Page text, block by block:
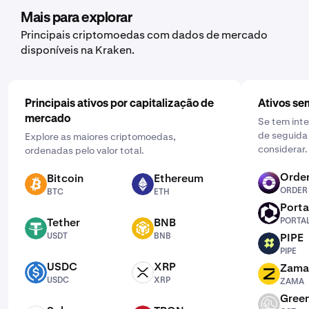
que pretende adquirir. Em seguida, introduza o
montante que pretende comprar e selecione a
frequência clicando em "Uma vez" e escolhendo uma
programação que funcione para si: diária, semanal ou
Mais para explorar
Principais criptomoedas com dados de mercado
disponíveis na Kraken.
Principais ativos por capitalização de
mercado
Explore as maiores criptomoedas,
ordenadas pelo valor total.
BTC Bitcoin
BTC
ETH Ethereum
ETH
USDT Tether
USDT
BNB BNB
BNB
USDC USDC
USDC
XRP XRP
XRP
Ativos
Se tem
de
considerar.
ORDER
ORDER
PORTAL
PIPE PIPE
PIPE
ZAMA Zama
ZAMA
GST